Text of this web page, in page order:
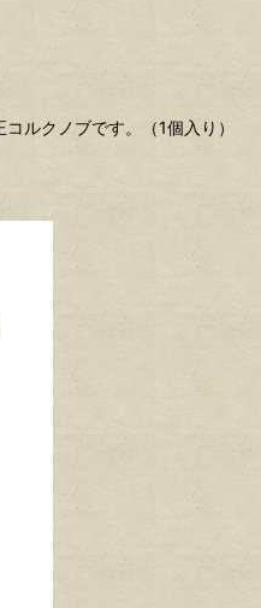
ルクノブです。（1個入り）